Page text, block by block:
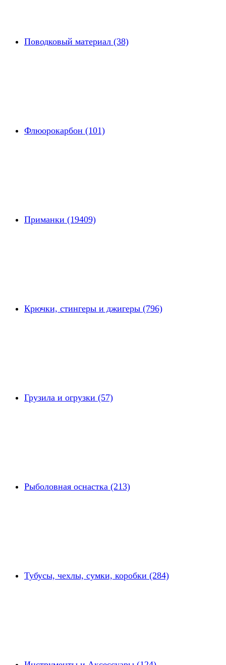
Поводковый материал (38)
Флюорокарбон (101)
Приманки (19409)
Крючки, стингеры и джигеры (796)
Грузила и огрузки (57)
Рыболовная оснастка (213)
Тубусы, чехлы, сумки, коробки (284)